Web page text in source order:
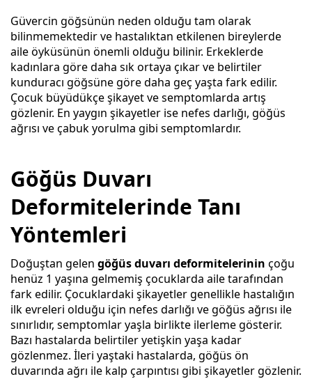
Güvercin göğsünün neden olduğu tam olarak
bilinmemektedir ve hastalıktan etkilenen bireylerde
aile öyküsünün önemli olduğu bilinir. Erkeklerde
kadınlara göre daha sık ortaya çıkar ve belirtiler
kunduracı göğsüne göre daha geç yaşta fark edilir.
Çocuk büyüdükçe şikayet ve semptomlarda artış
gözlenir. En yaygın şikayetler ise nefes darlığı, göğüs
ağrısı ve çabuk yorulma gibi semptomlardır.
Göğüs Duvarı
Deformitelerinde Tanı
Yöntemleri
Doğuştan gelen göğüs duvarı deformitelerinin çoğu
henüz 1 yaşına gelmemiş çocuklarda aile tarafından
fark edilir. Çocuklardaki şikayetler genellikle hastalığın
ilk evreleri olduğu için nefes darlığı ve göğüs ağrısı ile
sınırlıdır, semptomlar yaşla birlikte ilerleme gösterir.
Bazı hastalarda belirtiler yetişkin yaşa kadar
gözlenmez. İleri yaştaki hastalarda, göğüs ön
duvarında ağrı ile kalp çarpıntısı gibi şikayetler gözlenir.